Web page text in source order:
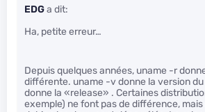
EDGa dit:
Ha, petite erreur…
Depuis quelques années, uname -r
différente. uname -v donne la version
donne la «release» . Certaines
exemple) ne font pas de différence, mais